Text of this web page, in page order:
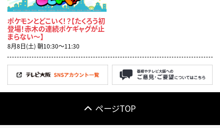
ポケモンとどこいく！？【たくろう初
登場！赤木の連続ポケギャグが止
まらない～】
8月8日(土) 朝10:30〜11:30
ページTOP